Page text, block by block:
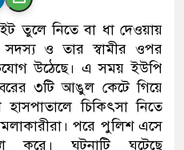
ইট তুলে নিতে বা ধা দেওয়ায়
ও তার স্বামীর ওপর
উঠেছে। এ সময় ইউপি
৩টি আঙুল কেটে গিয়ে
চিকিৎসা নিতে
পরে পুলিশ এসে
করে। ঘটনাটি ঘটেছে